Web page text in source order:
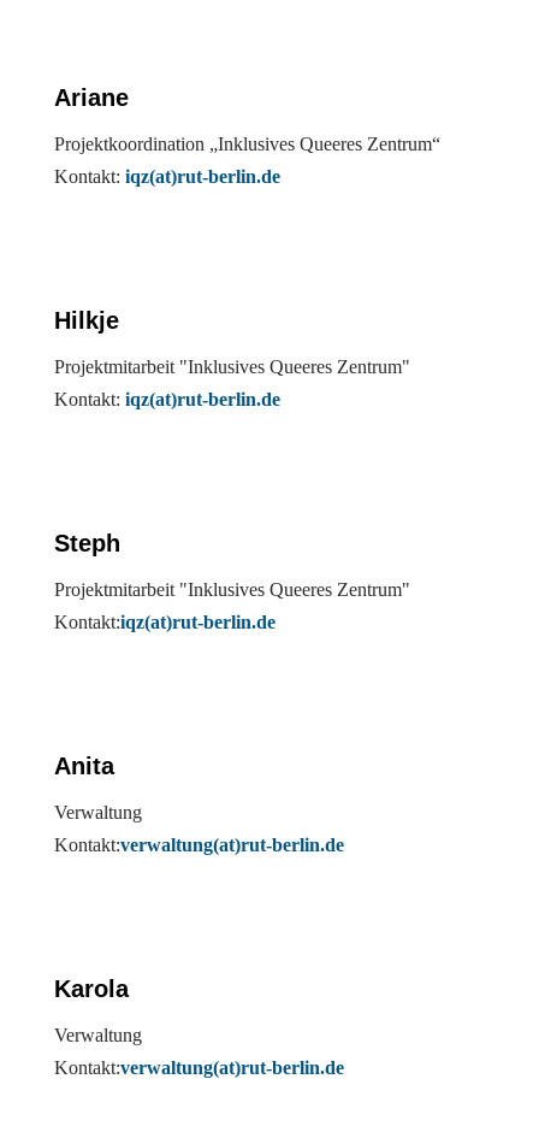
Ariane
Projektkoordination „Inklusives Queeres Zentrum“
Kontakt: iqz(at)rut-berlin.de
Hilkje
Projektmitarbeit "Inklusives Queeres Zentrum"
Kontakt: iqz(at)rut-berlin.de
Steph
Projektmitarbeit "Inklusives Queeres Zentrum"
Kontakt:iqz(at)rut-berlin.de
Anita
Verwaltung
Kontakt:verwaltung(at)rut-berlin.de
Karola
Verwaltung
Kontakt:verwaltung(at)rut-berlin.de